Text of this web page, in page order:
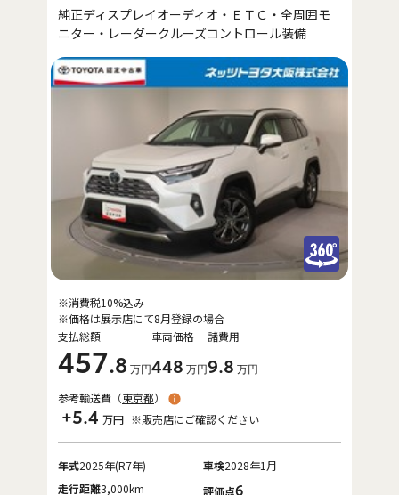
純正ディスプレイオーディオ・ＥＴＣ・全周囲モ
ニター・レーダークルーズコントロール装備
支払総額
457.8 万円
車両価格
448 万円
諸費用
9.8 万円
※消費税10%込み
※価格は展示店にて8月登録の場合
参考輸送費（東京都）
+5.4 万円 ※販売店にご確認ください
年式2025年(R7年) 車検2028年1月
走行距離3,000km 評価点6